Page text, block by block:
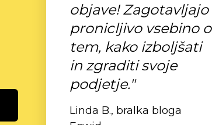
objave! Zagotavljajo
pronicljivo vsebino o
tem, kako izboljšati
in zgraditi svoje
podjetje."
Linda B., bralka bloga